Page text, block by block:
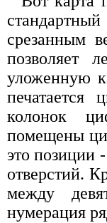
срезанным
позволяет
уложенную
печатается
колонок
помещены
это позиции
отверстий.
между
нумерация